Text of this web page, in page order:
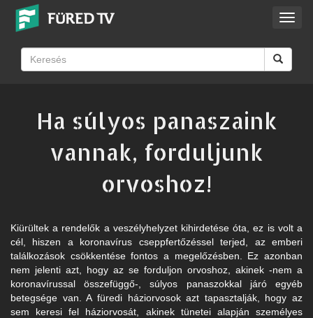
Ha súlyos panaszaink
vannak, forduljunk
orvoshoz!
Kiürültek a rendelők a veszélyhelyzet kihirdetése óta, ez is volt a
cél, hiszen a koronavírus cseppfertőzéssel terjed, az emberi
találkozások csökkentése fontos a megelőzésben. Ez azonban
nem jelenti azt, hogy az se forduljon orvoshoz, akinek -nem a
koronavírussal összefüggő-, súlyos panaszokkal járó egyéb
betegsége van. A füredi háziorvosok azt tapasztalják, hogy az
sem keresi fel háziorvosát, akinek tünetei alapján személyes